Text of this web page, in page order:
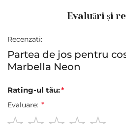
Evaluări și
Recenzati:
Partea de jos pentru
Marbella Neon
Rating-ul tău:
Evaluare: